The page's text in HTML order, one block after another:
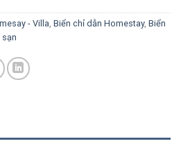
- Villa, Biển chỉ dẫn Homestay, Biển